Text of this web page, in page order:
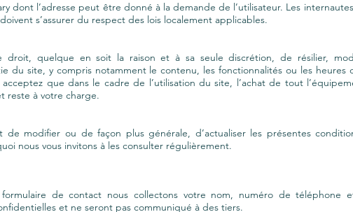
dont l’adresse peut être donné à la demande de l’utilisateur. Les
s’assurer du respect des lois localement applicables.
droit, quelque en soit la raison et à sa seule discrétion, de résilier,
du site, y compris notamment le contenu, les fonctionnalités ou les heures
acceptez que dans le cadre de l’utilisation du site, l’achat de tout
reste à votre charge.
modifier ou de façon plus générale, d’actualiser les présentes
nous vous invitons à les consulter régulièrement.
de contact nous collectons votre nom, numéro de téléphone
et ne seront pas communiqué à des tiers.